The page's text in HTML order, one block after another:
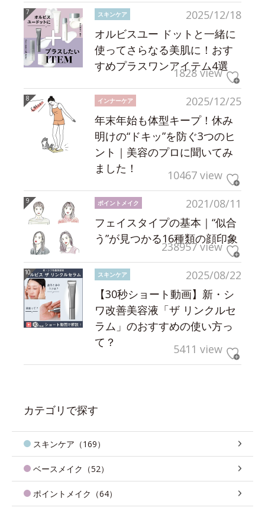
2025/12/18
スキンケア
オルビスユー ドットと一緒に
使ってさらなる美肌に！おす
すめプラスワンアイテム4選
1828 view
2025/12/25
インナーケア
年末年始も体型キープ！休み
明けの“ドキッ”を防ぐ3つのヒ
ント｜美容のプロに聞いてみ
ました！
10467 view
2021/08/11
ポイントメイク
フェイスタイプの基本｜“似合
う”が見つかる16種類の顔印象
238957 view
2025/08/22
スキンケア
【30秒ショート動画】新・シ
ワ改善美容液「ザ リンクルセ
ラム」のおすすめの使い方っ
て？
5411 view
カテゴリで探す
スキンケア（169）
ベースメイク（52）
ポイントメイク（64）